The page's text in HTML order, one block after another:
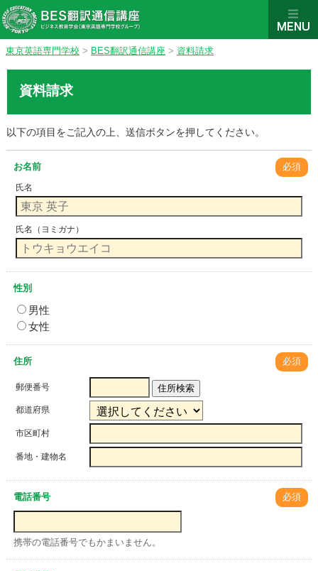
東京英語専門学校 > BES翻訳通信講座 > 資料請求
資料請求
以下の項目をご記入の上、送信ボタンを押してください。
お名前 必須
氏名
氏名（ヨミガナ）
性別
男性
女性
住所 必須
郵便番号 住所検索
都道府県
市区町村
番地・建物名
電話番号 必須
携帯の電話番号でもかまいません。